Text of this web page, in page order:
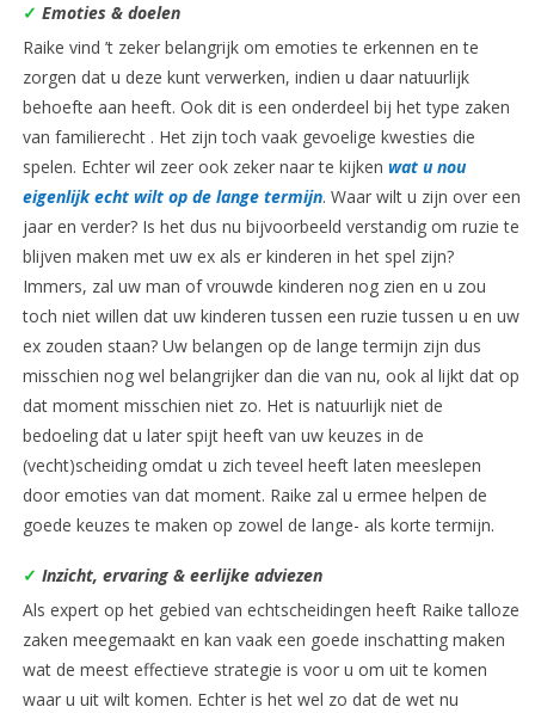
✓ Emoties & doelen
Raike vind ’t zeker belangrijk om emoties te erkennen en te
zorgen dat u deze kunt verwerken, indien u daar natuurlijk
behoefte aan heeft. Ook dit is een onderdeel bij het type zaken
van familierecht . Het zijn toch vaak gevoelige kwesties die
spelen. Echter wil zeer ook zeker naar te kijken wat u nou
eigenlijk echt wilt op de lange termijn. Waar wilt u zijn over een
jaar en verder? Is het dus nu bijvoorbeeld verstandig om ruzie te
blijven maken met uw ex als er kinderen in het spel zijn?
Immers, zal uw man of vrouwde kinderen nog zien en u zou
toch niet willen dat uw kinderen tussen een ruzie tussen u en uw
ex zouden staan? Uw belangen op de lange termijn zijn dus
misschien nog wel belangrijker dan die van nu, ook al lijkt dat op
dat moment misschien niet zo. Het is natuurlijk niet de
bedoeling dat u later spijt heeft van uw keuzes in de
(vecht)scheiding omdat u zich teveel heeft laten meeslepen
door emoties van dat moment. Raike zal u ermee helpen de
goede keuzes te maken op zowel de lange- als korte termijn.
✓ Inzicht, ervaring & eerlijke adviezen
Als expert op het gebied van echtscheidingen heeft Raike talloze
zaken meegemaakt en kan vaak een goede inschatting maken
wat de meest effectieve strategie is voor u om uit te komen
waar u uit wilt komen. Echter is het wel zo dat de wet nu